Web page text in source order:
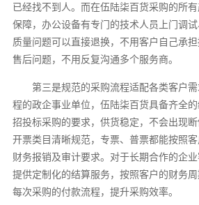
已经找不到人。而在伍陆柒百货采购的所
保障，办公设备有专门的技术人员上门调
质量问题可以直接退换，不用客户自己承
售后问题，不用反复沟通多个服务商。
第三是规范的采购流程适配各类客户
程的政企事业单位，伍陆柒百货具备齐全
招投标采购的要求，供货稳定，不会出现断
开票类目清晰规范，专票、普票都能按照
财务报销及审计要求。对于长期合作的企
提供定制化的结算服务，按照客户的财务
每次采购的付款流程，提升采购效率。